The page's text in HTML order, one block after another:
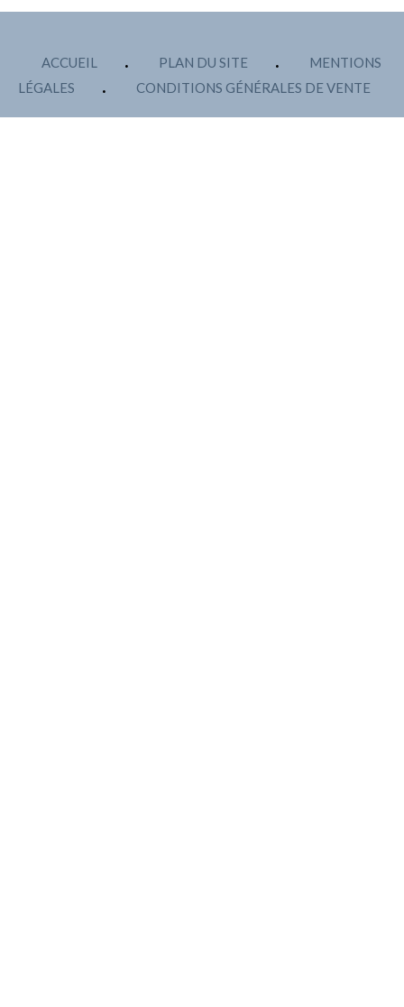
ACCUEIL PLAN DU SITE
MENTIONS
LÉGALES
CONDITIONS GÉNÉRALES DE VENTE